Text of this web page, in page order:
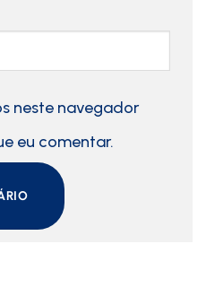
neste navegador
eu comentar.